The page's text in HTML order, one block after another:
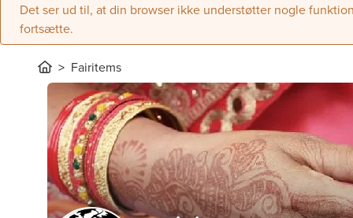
Det ser ud til, at din browser ikke understøtter nogle
fortsætte.
Fairitems